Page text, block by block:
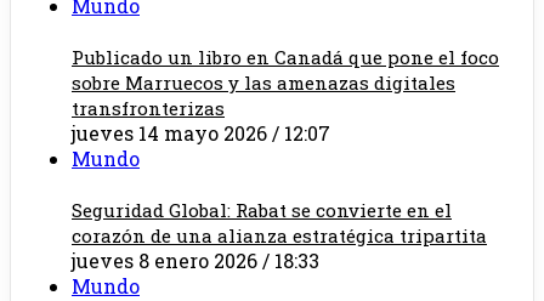
Mundo
Publicado un libro en Canadá que pone el foco
sobre Marruecos y las amenazas digitales
transfronterizas
jueves 14 mayo 2026 / 12:07
Mundo
Seguridad Global: Rabat se convierte en el
corazón de una alianza estratégica tripartita
jueves 8 enero 2026 / 18:33
Mundo